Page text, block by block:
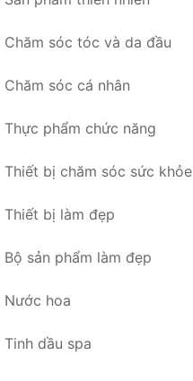
Chăm sóc tóc và da đầu
Chăm sóc cá nhân
Thực phẩm chức năng
Thiết bị chăm sóc sức khỏe
Thiết bị làm đẹp
Bộ sản phẩm làm đẹp
Nước hoa
Tinh dầu spa